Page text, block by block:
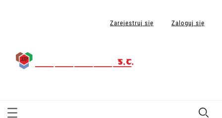
Zarejestruj się Zaloguj się